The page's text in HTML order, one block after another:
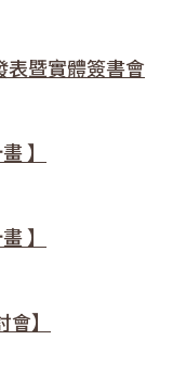
表暨實體簽書會
】
】
】